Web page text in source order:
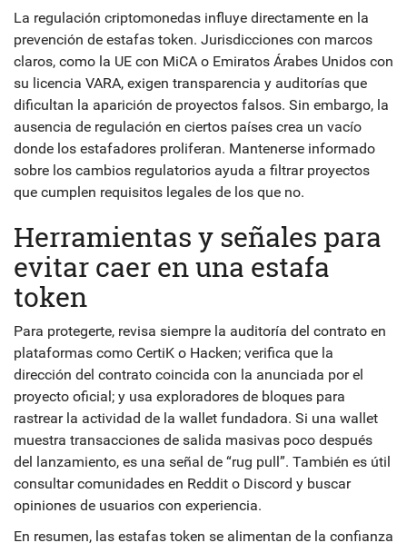
La regulación criptomonedas influye directamente en la
prevención de estafas token. Jurisdicciones con marcos
claros, como la UE con MiCA o Emiratos Árabes Unidos con
su licencia VARA, exigen transparencia y auditorías que
dificultan la aparición de proyectos falsos. Sin embargo, la
ausencia de regulación en ciertos países crea un vacío
donde los estafadores proliferan. Mantenerse informado
sobre los cambios regulatorios ayuda a filtrar proyectos
que cumplen requisitos legales de los que no.
Herramientas y señales para
evitar caer en una estafa
token
Para protegerte, revisa siempre la auditoría del contrato en
plataformas como CertiK o Hacken; verifica que la
dirección del contrato coincida con la anunciada por el
proyecto oficial; y usa exploradores de bloques para
rastrear la actividad de la wallet fundadora. Si una wallet
muestra transacciones de salida masivas poco después
del lanzamiento, es una señal de “rug pull”. También es útil
consultar comunidades en Reddit o Discord y buscar
opiniones de usuarios con experiencia.
En resumen, las estafas token se alimentan de la confianza